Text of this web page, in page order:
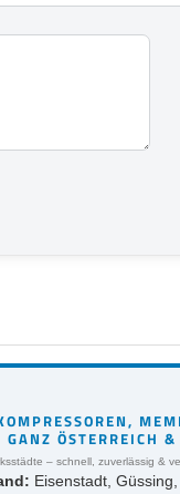
ÖSTERREICH
– schnell, zuverlässig &
Eisenstadt,